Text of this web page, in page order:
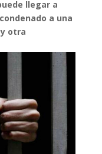
llegar a
a una
otra